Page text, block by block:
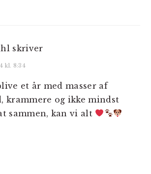
skriver
kl. 8:34
et år med masser af
krammere og ikke mindst
sammen, kan vi alt